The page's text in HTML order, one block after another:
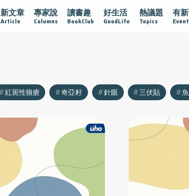
新文章
Article
專家說
Columns
讀書趣
BookClub
好生活
GoodLife
熱議題
Topics
有
Event
再生醫學 愛的未來視 認識攝護腺肥大 守護
紅斑性狼瘡 奇亞籽 針眼 三伏貼